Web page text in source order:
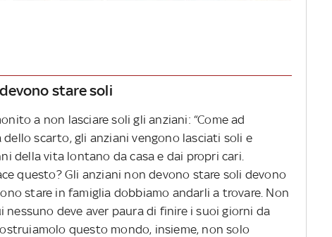
stare soli
a non lasciare soli gli anziani: “Come ad
scarto, gli anziani vengono lasciati soli e
della vita lontano da casa e dai propri cari.
questo? Gli anziani non devono stare soli devono
stare in famiglia dobbiamo andarli a trovare. Non
deve aver paura di finire i suoi giorni da
questo mondo, insieme, non solo